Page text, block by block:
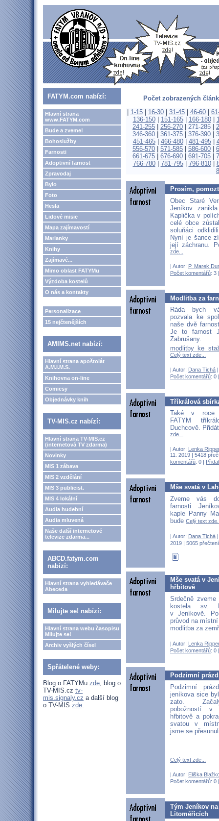
FATYM.com nabízí:
Hlavní strana
www.FATYM.com
Bude a zveme!
Bohoslužby
Farnosti
Adoptivní farnost
Zpravodaj
Bylo
Foto
Hesla
Lidové misie
Mapa zajímavostí
Marianky
Knihy
Zajímavé...
Mimo oblast FATYMu
Výzdoba kostelů
O nás a kontakty
Personalizace
15 nejčtenějších
AMIMS.net nabízí:
Hlavní strana apoštolát
A.M.I.M.S.
Knihovna on-line
Comicsy
Objednávky knih
TV-MIS.cz nabízí:
Hlavní strana TV-MIS.cz
(internetová TV zdarma)
Novinky
MIS 1 zábava
MIS 2 vzdělání
MIS 3 publicist.
MIS 4 lokální
Audia hudební
Audia mluvená
Naše další internetové
televize zdarma...
ABCD.fatym.com
nabízí:
Hlavní strana vyhledávače
Abeceda
Milujte se! nabízí:
Hlavní strana webu časopisu
Milujte se!
Archiv vyšlých čísel
Spřátelené weby:
Blog o FATYMu zde, blog o
TV-MIS.cz tv-
mis.signaly.cz a další blog
o TV-MIS zde.
Počet zobrazených
1-15| 16-30| 31-45| 46-60|
136-150| 151-165| 166-180|
241-255
256-270 271-285
346-360
361-375 376-390
451-465| 466-480| 481-495|
556-570
571-585 586-600
661-675
676-690 691-705
766-780| 781-795| 796-810|
Prosím,
Obec Staré
Jeníkov
Kaplička v
celé obce
soluňáci
Nyní je šance
její záchranu.
zde...
| Autor: P. Marek
Počet komentářů: 3
Modlitba za
Ráda bych
pozvala ke
naše dvě
Je to farnost
Zabrušany.
modlitby ke
Celý text zde...
| Autor: Dana Tichá
Počet komentářů: 0
Tříkrálová
Také v roce
FATYM
Duchcově.
zde...
| Autor:
Lenka
11. 2019 | 5418
komentářů: 0 |
Mše svatá v
Zveme vás
farnosti
kaple Panny
bude Celý text
| Autor: Dana Tichá
2019 | 5065
Mše svatá v
hřbitově
Srdečně
kostela sv.
v Jeníkově.
průvod na
modlitba za
| Autor: Lenka
Počet komentářů: 0
Podzimní
Podzimní
jeníkova sice
zato.
pobožností v
hřbitově a
svatou v
jsme se
Celý text zde...
| Autor: Eliška
Počet komentářů: 0
Tým Jeníkov
Litoměřicích